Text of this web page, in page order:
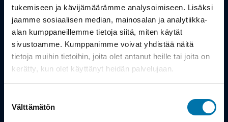
tukemiseen ja kävijämäärämme analysoimiseen. Lisäksi
jaamme sosiaalisen median, mainosalan ja analytiikka-
alan kumppaneillemme tietoja siitä, miten käytät
sivustoamme. Kumppanimme voivat yhdistää näitä
tietoja muihin tietoihin, joita olet antanut heille tai joita on
kerätty, kun olet käyttänyt heidän palvelujaan.
valinta
Välttämätön
Info
Toimitus
Takuu ja palautukset